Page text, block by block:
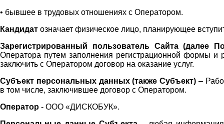
• бывшее в трудовых отношениях с Оператором.
Кандидат означает физическое лицо, планирующее
Зарегистрированный пользователь Сайта (далее
Оператора путем заполнения регистрационной формы и
заключить с Оператором договор на оказание услуг.
Субъект персональных данных (также Субъект) –
в том числе, заключившее договор с Оператором.
Оператор - ООО «ДИСКОБУК».